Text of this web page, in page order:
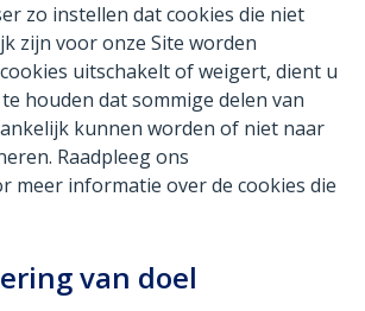
zo instellen dat cookies die niet
zijn voor onze Site worden
uitschakelt of weigert, dient u
houden dat sommige delen van
kunnen worden of niet naar
Raadpleeg ons
meer informatie over de cookies die
van doel